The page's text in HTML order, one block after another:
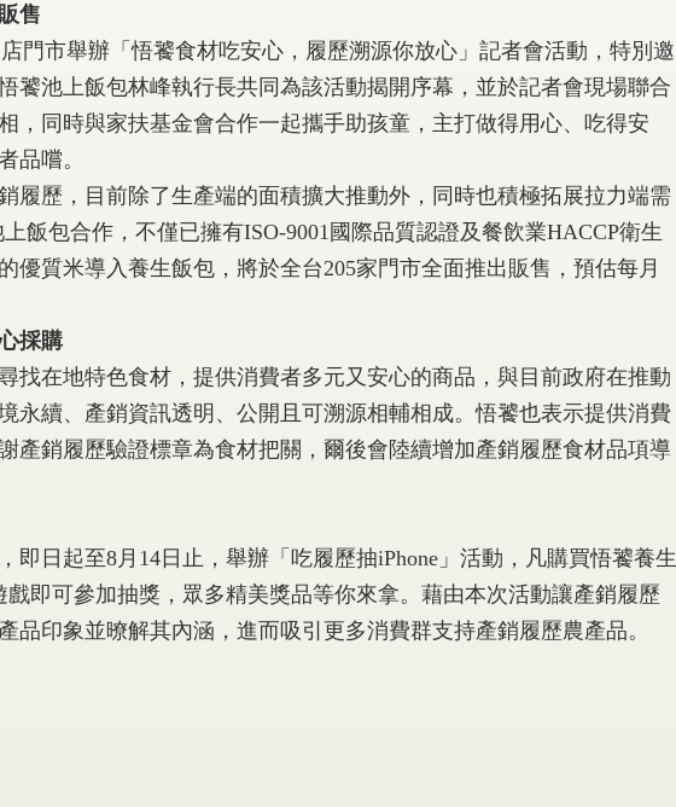
售
市舉辦「悟饕食材吃安心，履歷溯源你放心」記者會活動，特別邀
饕池上飯包林峰執行長共同為該活動揭開序幕，並於記者會現場聯合
，同時與家扶基金會合作一起攜手助孩童，主打做得用心、吃得安
品嚐。
歷，目前除了生產端的面積擴大推動外，同時也積極拓展拉力端需
飯包合作，不僅已擁有ISO-9001國際品質認證及餐飲業HACCP衛生
優質米導入養生飯包，將於全台205家門市全面推出販售，預估每月
採購
在地特色食材，提供消費者多元又安心的商品，與目前政府在推動
永續、產銷資訊透明、公開且可溯源相輔相成。悟饕也表示提供消費
產銷履歷驗證標章為食材把關，爾後會陸續增加產銷履歷食材品項導
日起至8月14日止，舉辦「吃履歷抽iPhone」活動，凡購買悟饕養生
即可參加抽獎，眾多精美獎品等你來拿。藉由本次活動讓產銷履歷
品印象並暸解其內涵，進而吸引更多消費群支持產銷履歷農產品。